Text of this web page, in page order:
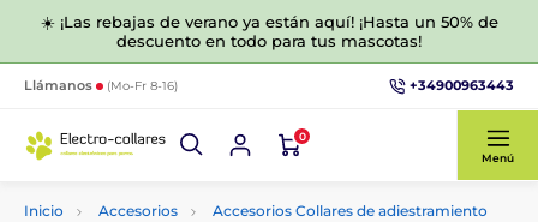
☀️ ¡Las rebajas de verano ya están aquí! ¡Hasta un 50% de
descuento en todo para tus mascotas!
Llámanos (Mo-Fr 8-16) +34900963443
0
Menú
Inicio Accesorios
Accesorios Collares de adiestramiento